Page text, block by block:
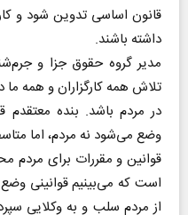
قانون اساسی تدوین شود و
داشته باشند.
مدیر گروه حقوق جزا و
تلاش همه کارگزاران و همه ما
در مردم باشد. بنده
وضع می‌شود نه مردم، اما
قوانین و مقررات برای مردم
است که می‌بینیم قوانینی
از مردم سلب و به وکلایی